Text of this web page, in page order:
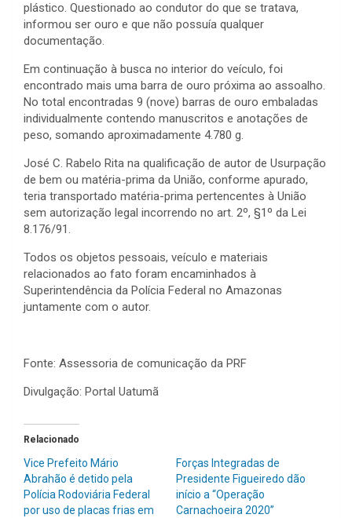
plástico. Questionado ao condutor do que se tratava,
informou ser ouro e que não possuía qualquer
documentação.
Em continuação à busca no interior do veículo, foi
encontrado mais uma barra de ouro próxima ao assoalho.
No total encontradas 9 (nove) barras de ouro embaladas
individualmente contendo manuscritos e anotações de
peso, somando aproximadamente 4.780 g.
José C. Rabelo Rita na qualificação de autor de Usurpação
de bem ou matéria-prima da União, conforme apurado,
teria transportado matéria-prima pertencentes à União
sem autorização legal incorrendo no art. 2º, §1º da Lei
8.176/91.
Todos os objetos pessoais, veículo e materiais
relacionados ao fato foram encaminhados à
Superintendência da Polícia Federal no Amazonas
juntamente com o autor.
Fonte: Assessoria de comunicação da PRF
Divulgação: Portal Uatumã
Relacionado
Vice Prefeito Mário
Abrahão é detido pela
Polícia Rodoviária Federal
por uso de placas frias em
Forças Integradas de
Presidente Figueiredo dão
início a “Operação
Carnachoeira 2020”